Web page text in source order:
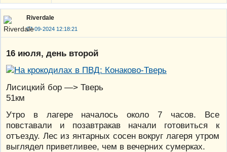
Riverdale
07-09-2024 12:18:21
16 июля, день второй
Лисицкий бор —> Тверь
51км
Утро в лагере началось около 7 часов. Все
повставали и позавтракав начали готовиться к
отъезду. Лес из янтарных сосен вокруг лагеря утром
выглядел приветливее, чем в вечерних сумерках.